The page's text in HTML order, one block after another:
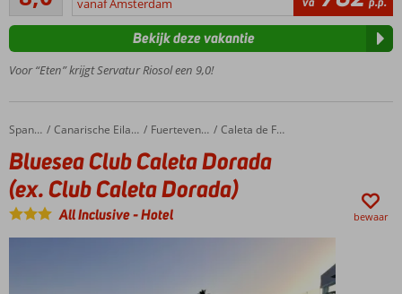
Atlantische
én
waterpret
hele gezin
Comfortabele
appartementen
beoordelingen
Voor “Eten” krijgt Servatur Riosol een 9,0!
Bekijk deze vakantie
Home Spanje Canarische Eilanden Fuerteventura Caleta de Fuste
Bluesea Club Caleta Dorada (ex. Club Caleta Dorada)
Bluesea Club Caleta Dorada
(ex. Club Caleta Dorada)
All Inclusive-Hotel bewaar